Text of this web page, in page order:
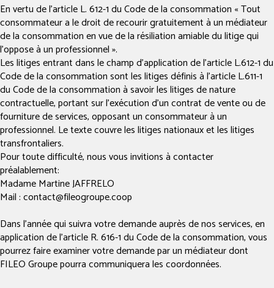
En vertu de l’article L. 612-1 du Code de la consommation « Tout
consommateur a le droit de recourir gratuitement à un médiateur
de la consommation en vue de la résiliation amiable du litige qui
l’oppose à un professionnel ».
Les litiges entrant dans le champ d’application de l’article L.612-1 du
Code de la consommation sont les litiges définis à l’article L.611-1
du Code de la consommation à savoir les litiges de nature
contractuelle, portant sur l’exécution d’un contrat de vente ou de
fourniture de services, opposant un consommateur à un
professionnel. Le texte couvre les litiges nationaux et les litiges
transfrontaliers.
Pour toute difficulté, nous vous invitions à contacter
préalablement:
Madame Martine JAFFRELO
Mail : contact@fileogroupe.coop
Dans l'année qui suivra votre demande auprès de nos services, en
application de l'article R. 616-1 du Code de la consommation, vous
pourrez faire examiner votre demande par un médiateur dont
FILEO Groupe pourra communiquera les coordonnées.